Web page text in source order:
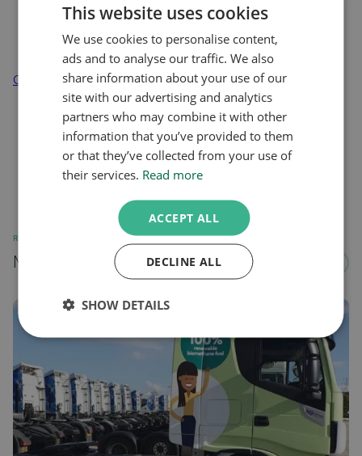
Odit in id
Non laboriosam autem rerum cupiditate quo nemo
Go to news overview
RELATED
More news about...
This website uses cookies
We use cookies to personalise content,
ads and to analyse our traffic. We also
share information about your use of our
site with our advertising and analytics
partners who may combine it with other
information that you’ve provided to them
or that they’ve collected from your use of
their services. Read more
ACCEPT ALL
DECLINE ALL
SHOW DETAILS